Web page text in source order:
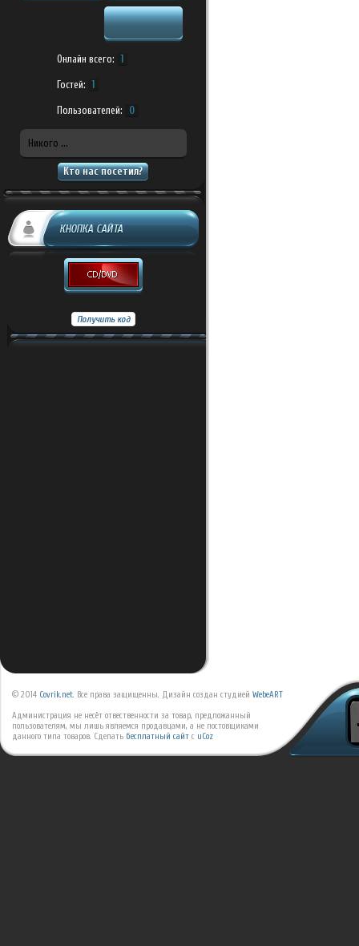
Онлайн всего: 1
Гостей: 1
Пользователей: 0
Никого ...
Кто нас посетил?
КНОПКА САЙТА
© 2014 Covrik.net. Все права защищенны. Дизайн создан студией WebeART
Администрация не несёт отвественности за товар, предложанный
пользователям, мы лишь являемся продавцами, а не постовщиками
данного типа товаров. Сделать бесплатный сайт с uCoz